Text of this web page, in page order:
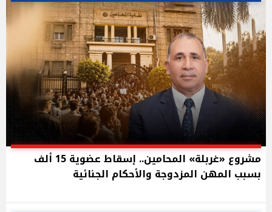
مشروع «غربلة» المحامين.. إسقاط عضوية 15 ألف
بسبب المهن المزدوجة والأحكام الجنائية